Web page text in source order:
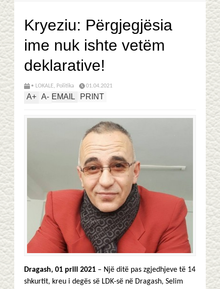
Kryeziu: Përgjegjësia
ime nuk ishte vetëm
deklarative!
• LOKALE, Politika 01.04.2021
A+ A- EMAIL PRINT
Dragash, 01 prill 2021 – Një ditë pas zgjedhjeve të 14
shkurtit, kreu i degës së LDK-së në Dragash, Selim